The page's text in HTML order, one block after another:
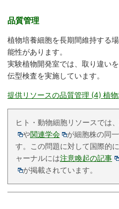
品質管理
植物培養細胞を長期間維持する
能性があります。
実験植物開発室では、取り違い
伝型検査を実施しています。
提供リソースの品質管理 (4) 植
ヒト・動物細胞リソースでは、
や関連学会
が細胞株の同
す。この問題に対して国際的
ャーナルには注意喚起の記事
が掲載されています。